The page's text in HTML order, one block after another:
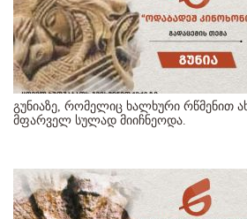
გუნიაზე, რომელიც ხალხური რწმენით
მფარველ სულად მიიჩნეოდა.